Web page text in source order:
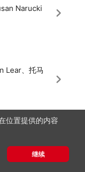
Narucki
Lear、托马
位置提供的内容
继续